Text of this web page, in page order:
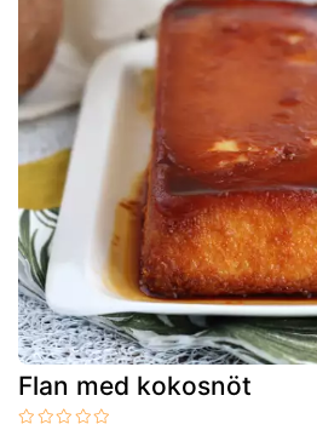
Flan med kokosnöt